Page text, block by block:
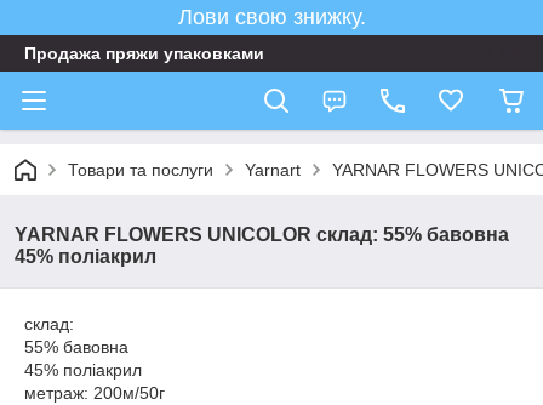
Лови свою знижку.
Продажа пряжи упаковками
Товари та послуги Yarnart YARNAR FLOWERS
YARNAR FLOWERS UNICOLOR склад: 55% бавовна
45% поліакрил
склад:
55% бавовна
45% поліакрил
метраж: 200м/50г